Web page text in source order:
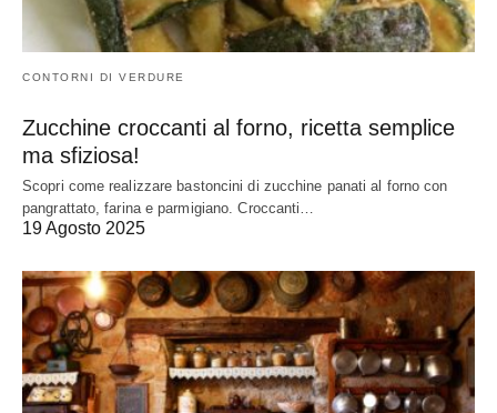
CONTORNI DI VERDURE
Zucchine croccanti al forno, ricetta semplice
ma sfiziosa!
Scopri come realizzare bastoncini di zucchine panati al forno con
pangrattato, farina e parmigiano. Croccanti…
19 Agosto 2025